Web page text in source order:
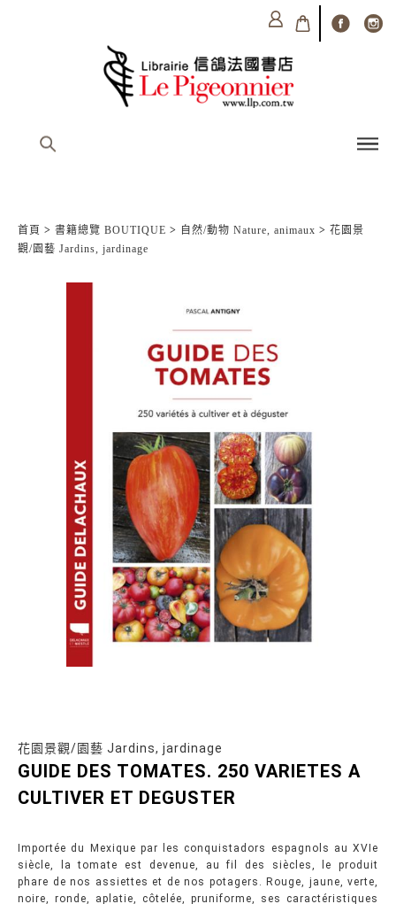
首頁 > 書籍總覽 BOUTIQUE > 自然/動物 Nature, animaux > 花園景
觀/園藝 Jardins, jardinage
花園景觀/園藝 Jardins, jardinage
GUIDE DES TOMATES. 250 VARIETES A
CULTIVER ET DEGUSTER
Importée du Mexique par les conquistadors espagnols au XVIe
siècle, la tomate est devenue, au fil des siècles, le produit
phare de nos assiettes et de nos potagers. Rouge, jaune, verte,
noire, ronde, aplatie, côtelée, pruniforme, ses caractéristiques